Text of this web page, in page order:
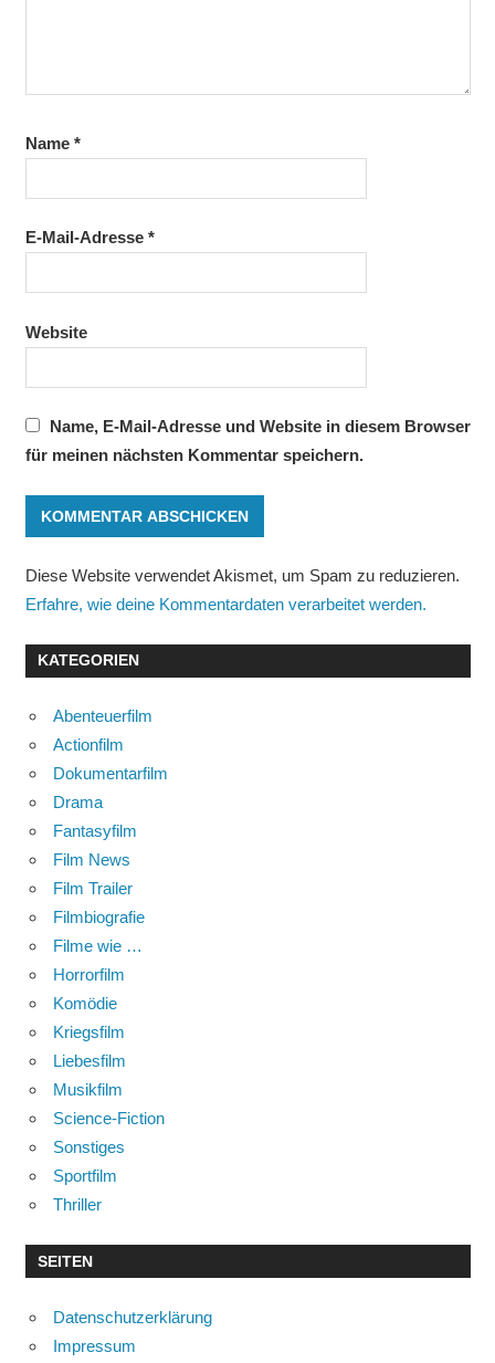
Name *
E-Mail-Adresse *
Website
Name, E-Mail-Adresse und Website in diesem Browser
für meinen nächsten Kommentar speichern.
Diese Website verwendet Akismet, um Spam zu reduzieren.
Erfahre, wie deine Kommentardaten verarbeitet werden.
KATEGORIEN
Abenteuerfilm
Actionfilm
Dokumentarfilm
Drama
Fantasyfilm
Film News
Film Trailer
Filmbiografie
Filme wie …
Horrorfilm
Komödie
Kriegsfilm
Liebesfilm
Musikfilm
Science-Fiction
Sonstiges
Sportfilm
Thriller
SEITEN
Datenschutzerklärung
Impressum